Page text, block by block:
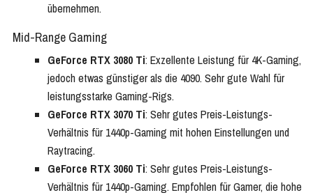
übernehmen.
Mid-Range Gaming
GeForce RTX 3080 Ti: Exzellente Leistung für 4K-Gaming,
jedoch etwas günstiger als die 4090. Sehr gute Wahl für
leistungsstarke Gaming-Rigs.
GeForce RTX 3070 Ti: Sehr gutes Preis-Leistungs-
Verhältnis für 1440p-Gaming mit hohen Einstellungen und
Raytracing.
GeForce RTX 3060 Ti: Sehr gutes Preis-Leistungs-
Verhältnis für 1440p-Gaming. Empfohlen für Gamer, die hohe